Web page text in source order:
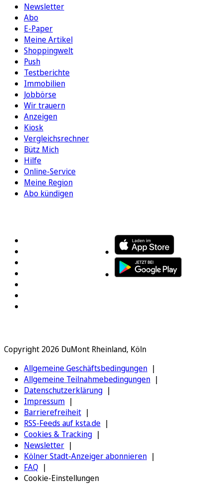
Newsletter
Abo
E-Paper
Meine Artikel
Shoppingwelt
Push
Testberichte
Immobilien
Jobbörse
Wir trauern
Anzeigen
Kiosk
Vergleichsrechner
Bütz Mich
Hilfe
Online-Service
Meine Region
Abo kündigen
Copyright 2026 DuMont Rheinland, Köln
Allgemeine Geschäftsbedingungen
Allgemeine Teilnahmebedingungen
Datenschutzerklärung
Impressum
Barrierefreiheit
RSS-Feeds auf ksta.de
Cookies & Tracking
Newsletter
Kölner Stadt-Anzeiger abonnieren
FAQ
Cookie-Einstellungen